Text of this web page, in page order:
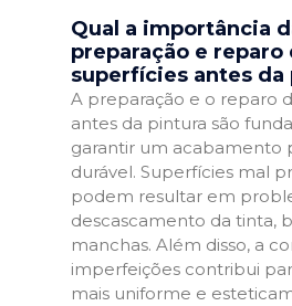
Qual a importância
preparação e reparo
superfícies antes da
A preparação e o reparo
antes da pintura são
garantir um acabamento
durável. Superfícies mal
podem resultar em
descascamento da tinta,
manchas. Além disso, a
imperfeições contribui
mais uniforme e